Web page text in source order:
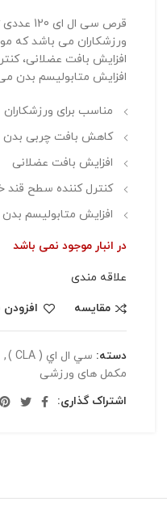
قرص سی
ورزشکاران می باشد که
افزایش بافت عضلانی،
افزایش متابولیسم بدن
مناسب برای ورزشکاران
کاهش بافت چربی بدن
افزایش بافت عضلانی
کنترل کننده سطح قند
افزایش متابولیسم بدن
در انبار موجود نمی باشد
علاقه مندی
مقایسه
دسته: سي ال اي ( CLA ) ,
مکمل های ورزشی
اشتراک گذاری: